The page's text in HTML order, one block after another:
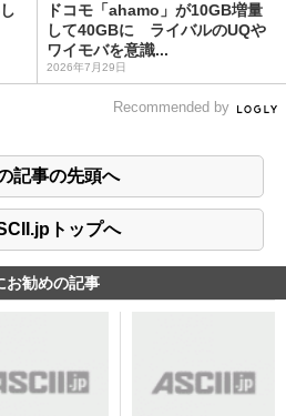
ドコモ「ahamo」が10GB増量
して40GBに ライバルのUQや
ワイモバを意識...
2026年7月29日
Recommended by
記事の先頭へ
トップへ
お勧めの記事